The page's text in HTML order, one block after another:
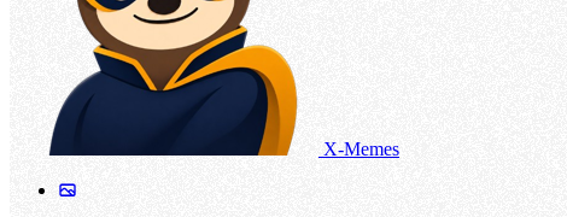
X-Memes